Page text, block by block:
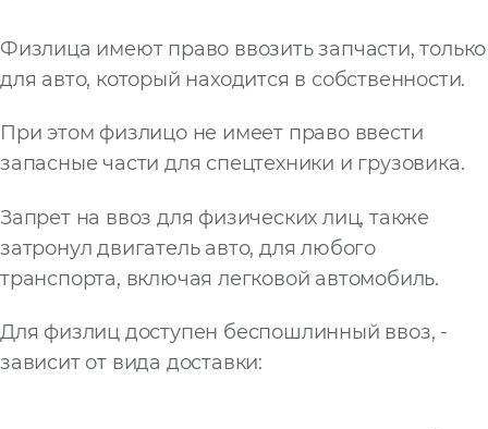
Физлица имеют право ввозить запчасти, только
для авто, который находится в собственности.
При этом физлицо не имеет право ввести
запасные части для спецтехники и грузовика.
Запрет на ввоз для физических лиц, также
затронул двигатель авто, для любого
транспорта, включая легковой автомобиль.
Для физлиц доступен беспошлинный ввоз, -
зависит от вида доставки: